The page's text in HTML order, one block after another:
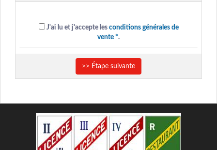
J'ai lu et j'accepte les conditions générales de
vente *.
>> Étape suivante